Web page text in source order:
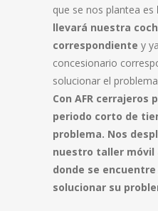
que se nos plantea es
llevará nuestra
correspondiente y
concesionario
solucionar el
Con AFR cerrajeros
periodo corto de
problema. Nos
nuestro taller móvil
donde se
solucionar su